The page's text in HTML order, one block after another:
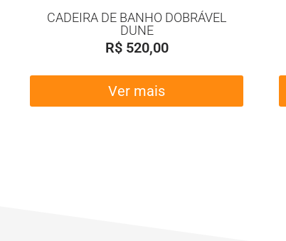
CADEIRA DE BANHO DOBRÁVEL
DUNE
R$520,00
Ver mais